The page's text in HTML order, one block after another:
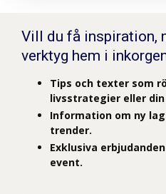
Vill du få inspiration,
verktyg hem i
Tips och texter som
livsstrategier eller
Information om ny
trender.
Exklusiva
event.